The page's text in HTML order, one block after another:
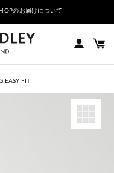
のお届けについて
EASY FIT